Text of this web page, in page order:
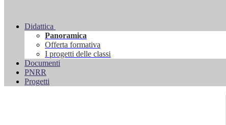
Didattica
Panoramica
Offerta formativa
I progetti delle classi
Documenti
PNRR
Progetti